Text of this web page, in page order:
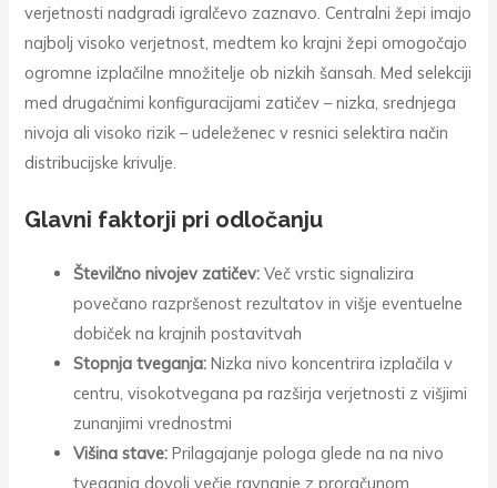
verjetnosti nadgradi igralčevo zaznavo. Centralni žepi imajo
najbolj visoko verjetnost, medtem ko krajni žepi omogočajo
ogromne izplačilne množitelje ob nizkih šansah. Med selekciji
med drugačnimi konfiguracijami zatičev – nizka, srednjega
nivoja ali visoko rizik – udeleženec v resnici selektira način
distribucijske krivulje.
Glavni faktorji pri odločanju
Številčno nivojev zatičev: Več vrstic signalizira
povečano razpršenost rezultatov in višje eventuelne
dobiček na krajnih postavitvah
Stopnja tveganja: Nizka nivo koncentrira izplačila v
centru, visokotvegana pa razširja verjetnosti z višjimi
zunanjimi vrednostmi
Višina stave: Prilagajanje pologa glede na na nivo
tveganja dovoli večje ravnanje z proračunom